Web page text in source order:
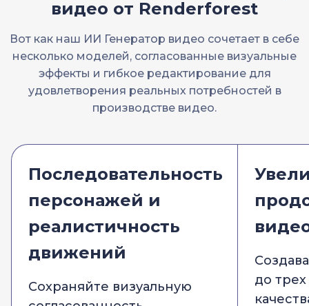
видео от Renderforest
Вот как наш ИИ Генератор видео сочетает в себе
несколько моделей, согласованные визуальные
эффекты и гибкое редактирование для
удовлетворения реальных потребностей в
производстве видео.
Последовательность
персонажей и
реалистичность
движений
Сохраняйте визуальную
до